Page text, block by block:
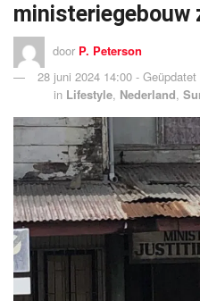
ministeriegebouw
door P. Peterson
28 juni 2024 14:00 -
in Lifestyle, Nederland,